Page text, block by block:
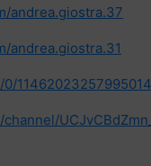
andrea.giostra.37
andrea.giostra.31